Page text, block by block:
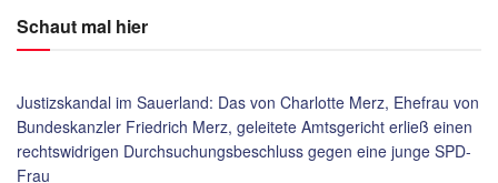
Schaut mal hier
Justizskandal im Sauerland: Das von Charlotte Merz, Ehefrau von
Bundeskanzler Friedrich Merz, geleitete Amtsgericht erließ einen
rechtswidrigen Durchsuchungsbeschluss gegen eine junge SPD-
Frau